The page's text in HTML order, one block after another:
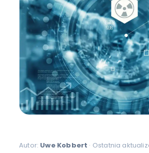
Autor: Uwe Kobbert · Ostatnia